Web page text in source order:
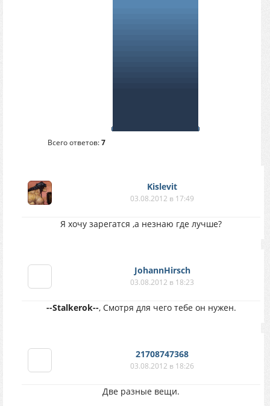
Всего ответов:7
Kislevit
03.08.2012 в 17:49
Я хочу зарегатся ,а незнаю где лучше?
JohannHirsch
03.08.2012 в 18:23
--Stalkerok--, Смотря для чего тебе он нужен.
21708747368
03.08.2012 в 18:26
Две разные вещи.